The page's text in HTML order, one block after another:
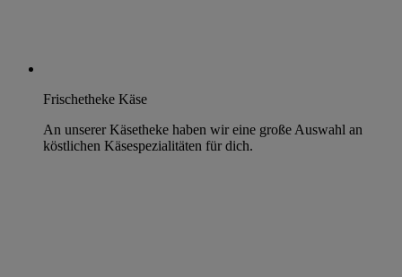
Frischetheke Käse
An unserer Käsetheke haben wir eine große Auswahl an
köstlichen Käsespezialitäten für dich.